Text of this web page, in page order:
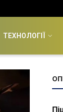
ТЕХНОЛОГІЇ